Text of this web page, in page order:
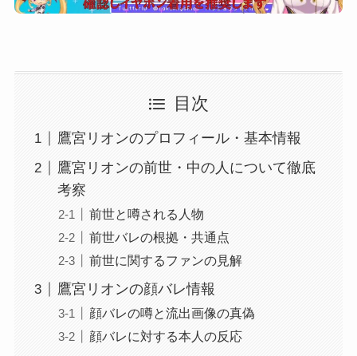
目次
鷹宮リオンのプロフィール・基本情報
鷹宮リオンの前世・中の人について徹底
考察
前世と噂される人物
前世バレの根拠・共通点
前世に関するファンの見解
鷹宮リオンの顔バレ情報
顔バレの噂と流出画像の真偽
顔バレに対する本人の反応